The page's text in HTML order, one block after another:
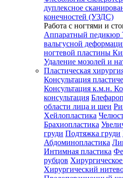
дуплексное
конечностей (УЗДС)
Работа с ногтями и
Аппаратный педикюр
вальгусной
ногтевой пластины
Удаление мозолей и
Пластическая
Консультация
Консультация к.м.н.
консультация
области лица и шеи
Хейлопластика
Брахиопластика
груди Подтяжка груди
Абдоминопластика
Интимная пластика
рубцов
Хирургический